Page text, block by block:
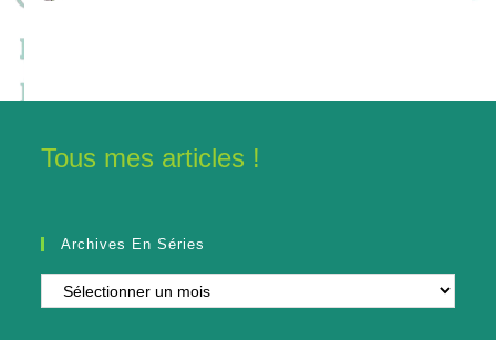
Tous mes articles !
Archives En Séries
Archives
en